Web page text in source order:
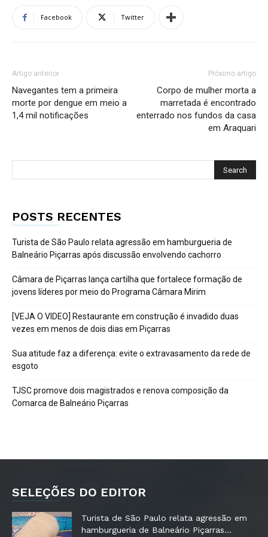
Facebook Twitter
Artigo anterior
Navegantes tem a primeira
morte por dengue em meio a
1,4 mil notificações
Próximo artigo
Corpo de mulher morta a
marretada é encontrado
enterrado nos fundos da casa
em Araquari
POSTS RECENTES
Turista de São Paulo relata agressão em hamburgueria de
Balneário Piçarras após discussão envolvendo cachorro
Câmara de Piçarras lança cartilha que fortalece formação de
jovens líderes por meio do Programa Câmara Mirim
[VEJA O VIDEO] Restaurante em construção é invadido duas
vezes em menos de dois dias em Piçarras
Sua atitude faz a diferença: evite o extravasamento da rede de
esgoto
TJSC promove dois magistrados e renova composição da
Comarca de Balneário Piçarras
SELEÇÕES DO EDITOR
Turista de São Paulo relata agressão em
hamburgueria de Balneário Piçarras...